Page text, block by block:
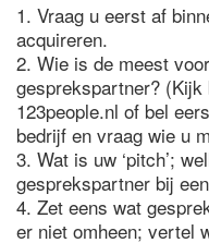
1. Vraag u eerst af
acquireren.
2. Wie is de meest
gesprekspartner?
123people.nl of bel
bedrijf en vraag wie u
3. Wat is uw ‘pitch’;
gesprekspartner bij
4. Zet eens wat
er niet omheen; vertel